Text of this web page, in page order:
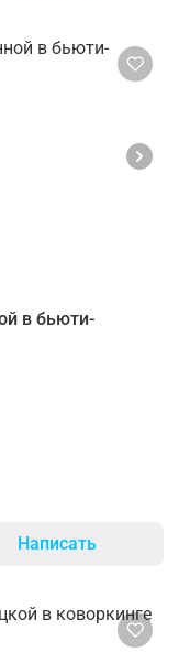
в бьюти-
Написать